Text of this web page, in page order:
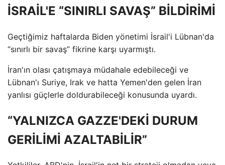
İSRAİL'E “SINIRLI SAVAŞ” BİLDİRİMİ
Geçtiğimiz haftalarda Biden yönetimi İsrail'i Lübnan'da
“sınırlı bir savaş” fikrine karşı uyarmıştı.
İran'ın olası çatışmaya müdahale edebileceği ve
Lübnan'ı Suriye, Irak ve hatta Yemen'den gelen İran
yanlısı güçlerle doldurabileceği konusunda uyardı.
“YALNIZCA GAZZE'DEKİ DURUM
GERİLİMİ AZALTABİLİR”